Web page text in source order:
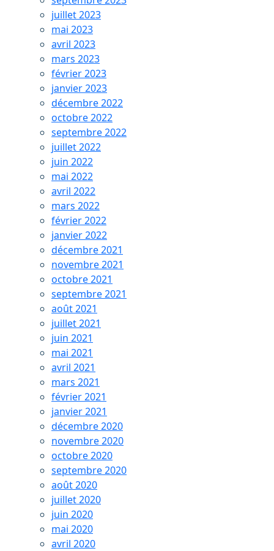
juillet 2023
mai 2023
avril 2023
mars 2023
février 2023
janvier 2023
décembre 2022
octobre 2022
septembre 2022
juillet 2022
juin 2022
mai 2022
avril 2022
mars 2022
février 2022
janvier 2022
décembre 2021
novembre 2021
octobre 2021
septembre 2021
août 2021
juillet 2021
juin 2021
mai 2021
avril 2021
mars 2021
février 2021
janvier 2021
décembre 2020
novembre 2020
octobre 2020
septembre 2020
août 2020
juillet 2020
juin 2020
mai 2020
avril 2020